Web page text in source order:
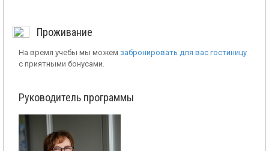
Проживание
На время учебы мы можем забронировать для вас гостиницу
с приятными бонусами.
Руководитель программы